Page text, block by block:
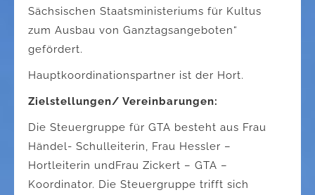
Sächsischen Staatsministeriums für Kultus
zum Ausbau von Ganztagsangeboten“
gefördert.
Hauptkoordinationspartner ist der Hort.
Zielstellungen/ Vereinbarungen:
Die Steuergruppe für GTA besteht aus Frau
Händel- Schulleiterin, Frau Hessler –
Hortleiterin undFrau Zickert – GTA –
Koordinator. Die Steuergruppe trifft sich